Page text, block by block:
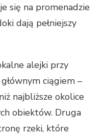
się na promenadzie
dają pełniejszy
alejki przy
ciągiem –
najbliższe okolice
obiektów. Druga
rzeki, które